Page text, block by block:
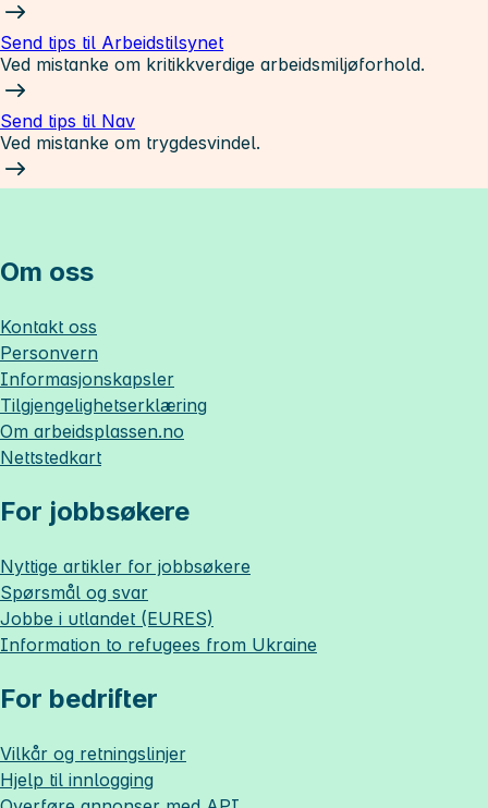
Send tips til Arbeidstilsynet
Ved mistanke om kritikkverdige arbeidsmiljøforhold.
Send tips til Nav
Ved mistanke om trygdesvindel.
Om oss
Kontakt oss
Personvern
Informasjonskapsler
Tilgjengelighetserklæring
Om arbeidsplassen.no
Nettstedkart
For jobbsøkere
Nyttige artikler for jobbsøkere
Spørsmål og svar
Jobbe i utlandet (EURES)
Information to refugees from Ukraine
For bedrifter
Vilkår og retningslinjer
Hjelp til innlogging